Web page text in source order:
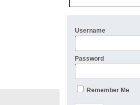
Username
Password
Remember Me